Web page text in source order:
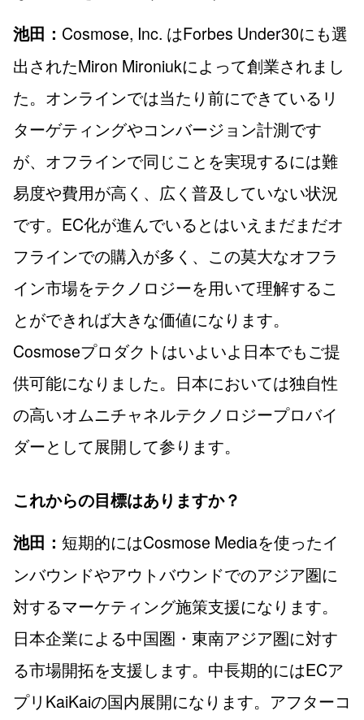
池田： Cosmose, Inc. はForbes Under30にも選
出されたMiron Mironiukによって創業されまし
た。オンラインでは当たり前にできているリ
ターゲティングやコンバージョン計測です
が、オフラインで同じことを実現するには難
易度や費用が高く、広く普及していない状況
です。EC化が進んでいるとはいえまだまだオ
フラインでの購入が多く、この莫大なオフラ
イン市場をテクノロジーを用いて理解するこ
とができれば大きな価値になります。
Cosmoseプロダクトはいよいよ日本でもご提
供可能になりました。日本においては独自性
の高いオムニチャネルテクノロジープロバイ
ダーとして展開して参ります。
これからの目標はありますか？
池田： 短期的にはCosmose Mediaを使ったイ
ンバウンドやアウトバウンドでのアジア圏に
対するマーケティング施策支援になります。
日本企業による中国圏・東南アジア圏に対す
る市場開拓を支援します。中長期的にはECア
プリKaiKaiの国内展開になります。アフターコ